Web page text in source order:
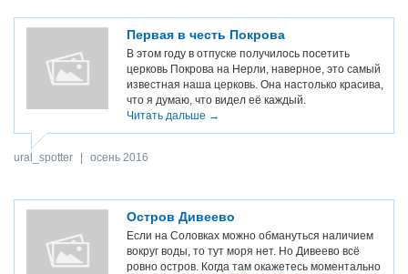
Первая в честь Покрова
В этом году в отпуске получилось посетить
церковь Покрова на Нерли, наверное, это самый
известная наша церковь. Она настолько красива,
что я думаю, что видел её каждый.
Читать дальше →
ural_spotter осень 2016
Остров Дивеево
Если на Соловках можно обмануться наличием
вокруг воды, то тут моря нет. Но Дивеево всё
ровно остров. Когда там окажетесь моментально